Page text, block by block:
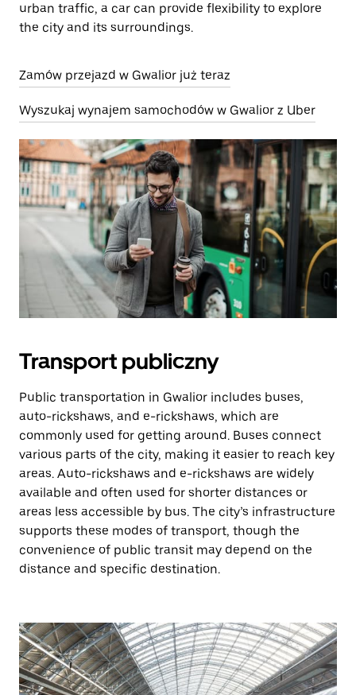
urban traffic, a car can provide flexibility to explore
the city and its surroundings.
Zamów przejazd w Gwalior już teraz
Wyszukaj wynajem samochodów w Gwalior z Uber
Transport publiczny
Public transportation in Gwalior includes buses,
auto-rickshaws, and e-rickshaws, which are
commonly used for getting around. Buses connect
various parts of the city, making it easier to reach key
areas. Auto-rickshaws and e-rickshaws are widely
available and often used for shorter distances or
areas less accessible by bus. The city’s infrastructure
supports these modes of transport, though the
convenience of public transit may depend on the
distance and specific destination.